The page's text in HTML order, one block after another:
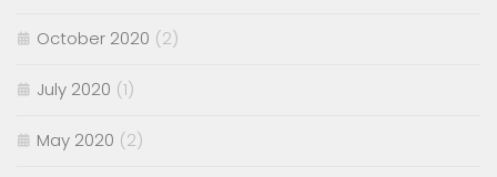
October 2020 (2)
July 2020 (1)
May 2020 (2)